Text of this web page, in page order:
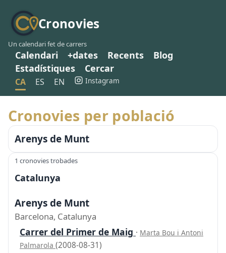
Cronovies
Un calendari fet de carrers
Calendari +dates Recents
Blog
Estadístiques
Cercar
CA ES EN Instagram
Cronovies per població
Arenys de Munt
1 cronovies trobades
Catalunya
Arenys de Munt
Barcelona, Catalunya
Carrer del Primer de Maig · Marta Bou i Antoni
Palmarola (2008-08-31)